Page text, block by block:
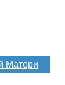
Матери